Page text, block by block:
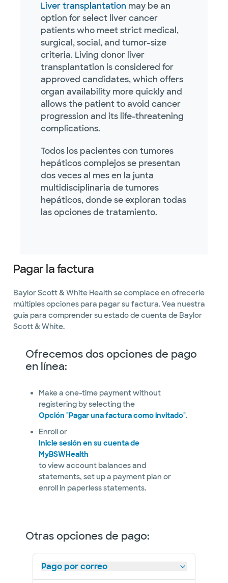
Liver transplantation may be an
option for select liver cancer
patients who meet strict medical,
surgical, social, and tumor-size
criteria. Living donor liver
transplantation is considered for
approved candidates, which offers
organ availability more quickly and
allows the patient to avoid cancer
progression and its life-threatening
complications.
Todos los pacientes con tumores
hepáticos complejos se presentan
dos veces al mes en la junta
multidisciplinaria de tumores
hepáticos, donde se exploran todas
las opciones de tratamiento.
Pagar la factura
Baylor Scott & White Health se complace en ofrecerle
múltiples opciones para pagar su factura. Vea nuestra
guía para comprender su estado de cuenta de Baylor
Scott & White.
Ofrecemos dos opciones de pago
en línea:
Make a one-time payment without
registering by selecting the
Opción "Pagar una factura como invitado".
Enroll or
Inicie sesión en su cuenta de
MyBSWHealth
to view account balances and
statements, set up a payment plan or
enroll in paperless statements.
Otras opciones de pago:
Pago por correo